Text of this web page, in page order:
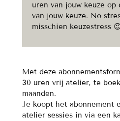
uren van jouw keuze op
van jouw keuze. No
misschien keuzestress
Met deze
30 uren vrij atelier, te
maanden.
Je koopt het abonnement
atelier sessies in via een